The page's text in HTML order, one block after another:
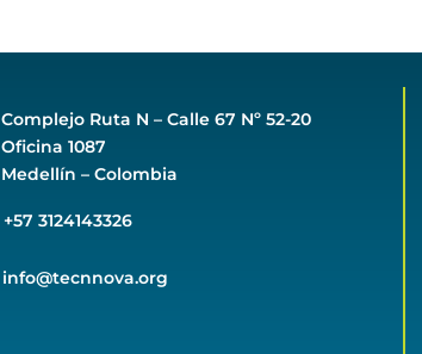
Complejo Ruta N – Calle 67 Nº 52-20
Oficina 1087
Medellín – Colombia
+57 3124143326
info@tecnnova.org